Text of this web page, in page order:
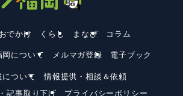
おでかけ くらし まなび コラム
岡について メルマガ登録 電子ブック
について
情報提供・相談＆依頼
記事取り下げ
プライバシーポリシー